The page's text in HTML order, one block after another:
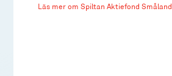
Läs mer om Spiltan Aktiefond Småland